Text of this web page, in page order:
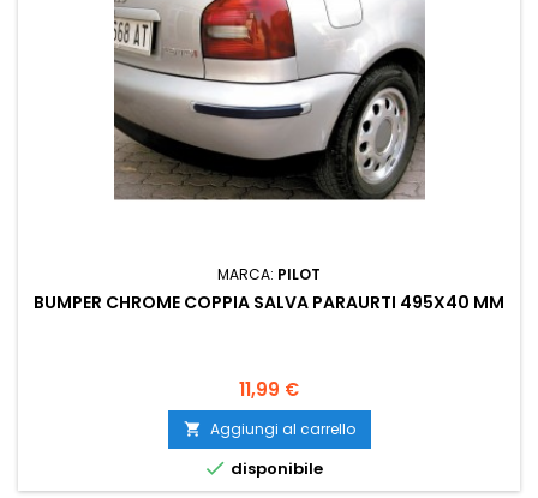
MARCA: PILOT
BUMPER CHROME COPPIA SALVA PARAURTI 495X40 MM
Prezzo
11,99 €
 Aggiungi al carrello
 disponibile